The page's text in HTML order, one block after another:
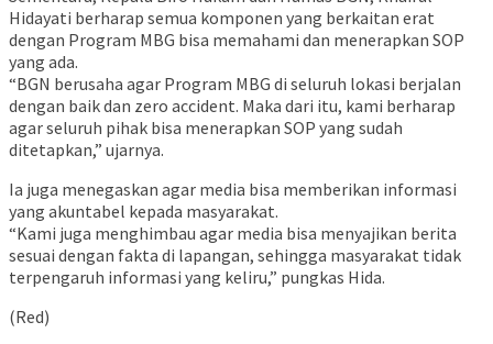
Hidayati berharap semua komponen yang berkaitan erat
dengan Program MBG bisa memahami dan menerapkan SOP
yang ada.
“BGN berusaha agar Program MBG di seluruh lokasi berjalan
dengan baik dan zero accident. Maka dari itu, kami berharap
agar seluruh pihak bisa menerapkan SOP yang sudah
ditetapkan,” ujarnya.
Ia juga menegaskan agar media bisa memberikan informasi
yang akuntabel kepada masyarakat.
“Kami juga menghimbau agar media bisa menyajikan berita
sesuai dengan fakta di lapangan, sehingga masyarakat tidak
terpengaruh informasi yang keliru,” pungkas Hida.
(Red)